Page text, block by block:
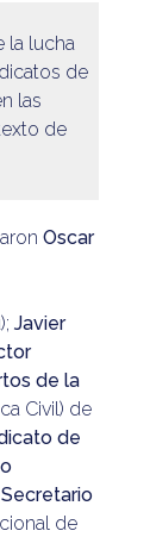
la lucha
de
las
de
Oscar
Javier
de la
Civil) de
de
de